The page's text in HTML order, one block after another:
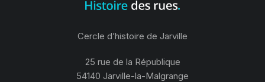
Cercle d’histoire de Jarville
25 rue de la République
54140 Jarville-la-Malgrange